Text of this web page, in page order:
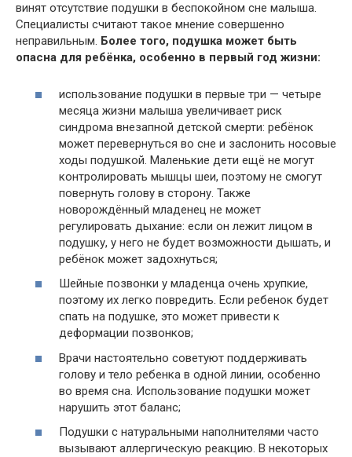
винят отсутствие подушки в беспокойном сне малыша.
Специалисты считают такое мнение совершенно
неправильным. Более того, подушка может быть
опасна для ребёнка, особенно в первый год жизни:
использование подушки в первые три — четыре
месяца жизни малыша увеличивает риск
синдрома внезапной детской смерти: ребёнок
может перевернуться во сне и заслонить носовые
ходы подушкой. Маленькие дети ещё не могут
контролировать мышцы шеи, поэтому не смогут
повернуть голову в сторону. Также
новорождённый младенец не может
регулировать дыхание: если он лежит лицом в
подушку, у него не будет возможности дышать, и
ребёнок может задохнуться;
Шейные позвонки у младенца очень хрупкие,
поэтому их легко повредить. Если ребенок будет
спать на подушке, это может привести к
деформации позвонков;
Врачи настоятельно советуют поддерживать
голову и тело ребенка в одной линии, особенно
во время сна. Использование подушки может
нарушить этот баланс;
Подушки с натуральными наполнителями часто
вызывают аллергическую реакцию. В некоторых